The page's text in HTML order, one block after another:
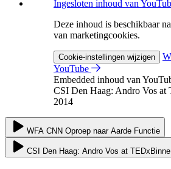
Ingesloten inhoud van
Deze inhoud is beschikbaar
van marketingcookies.
Cookie-instellingen wijzigen
YouTube
Embedded inhoud van
CSI Den Haag: Andro Vos
2014
WFA CNN Oproep naar Aarde Functie
CSI Den Haag: Andro Vos at